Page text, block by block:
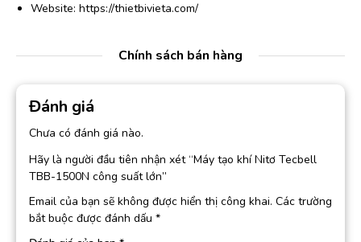
Website: https://thietbivieta.com/
Chính sách bán hàng
Đánh giá
Chưa có đánh giá nào.
Hãy là người đầu tiên nhận xét “Máy tạo khí Nitơ Tecbell
TBB-1500N công suất lớn”
Email của bạn sẽ không được hiển thị công khai. Các trường
bắt buộc được đánh dấu *